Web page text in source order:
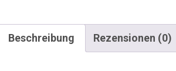
Beschreibung Rezensionen (0)